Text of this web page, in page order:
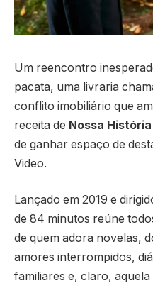
Um reencontro
pacata, uma livraria
conflito imobiliário que
receita de Nossa
de ganhar espaço de
Video.
Lançado em 2019 e
de 84 minutos reúne
de quem adora novelas,
amores interrompidos,
familiares e, claro,